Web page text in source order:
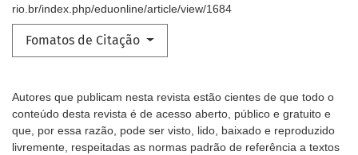
rio.br/index.php/eduonline/article/view/1684
Fomatos de Citação
Autores que publicam nesta revista estão cientes de que todo o
conteúdo desta revista é de acesso aberto, público e gratuito e
que, por essa razão, pode ser visto, lido, baixado e reproduzido
livremente, respeitadas as normas padrão de referência a textos